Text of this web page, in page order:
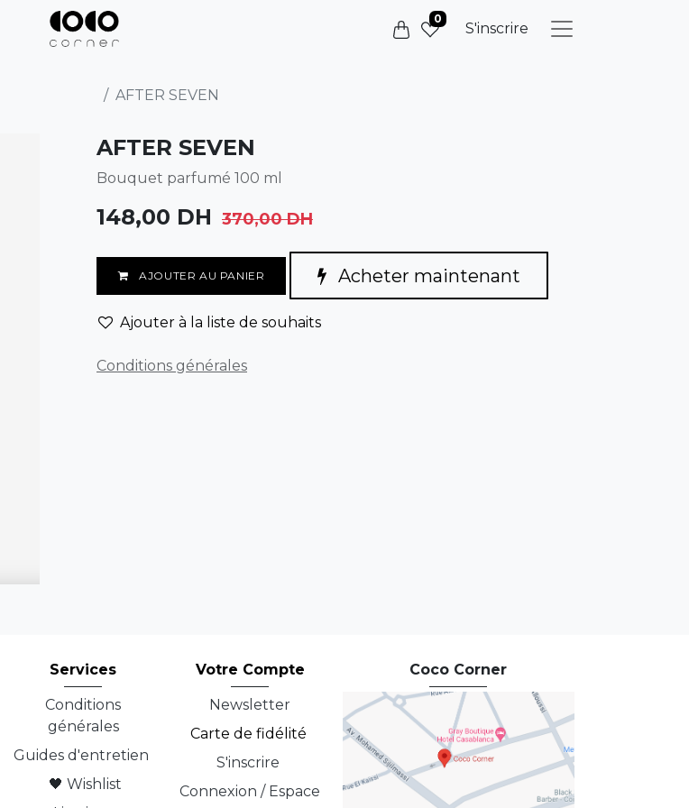
0
S'inscrire
AFTER SEVEN
AFTER SEVEN
Bouquet parfumé 100 ml
148,00 DH 370,00DH
AJOUTER AU PANIER Acheter maintenant
Ajouter à la liste de souhaits
Conditions générales
Votre Compte
Newsletter
Carte de fidélité
S'inscrire
Connexion / Espace
Services
Conditions
générales
Guides d'entretien
🖤 Wishlist
Coco Corner